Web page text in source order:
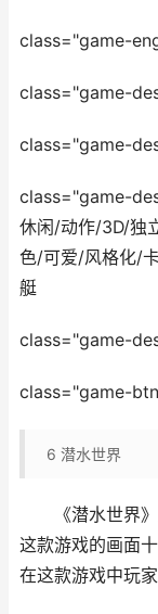
class="game-
class="game-
class="game-
class="game-
休闲/动作/3D/独
色/可爱/风格化/
艇
class="game-
class="game-
6 潜水世界
《潜水世界》
这款游戏的画面
在这款游戏中玩